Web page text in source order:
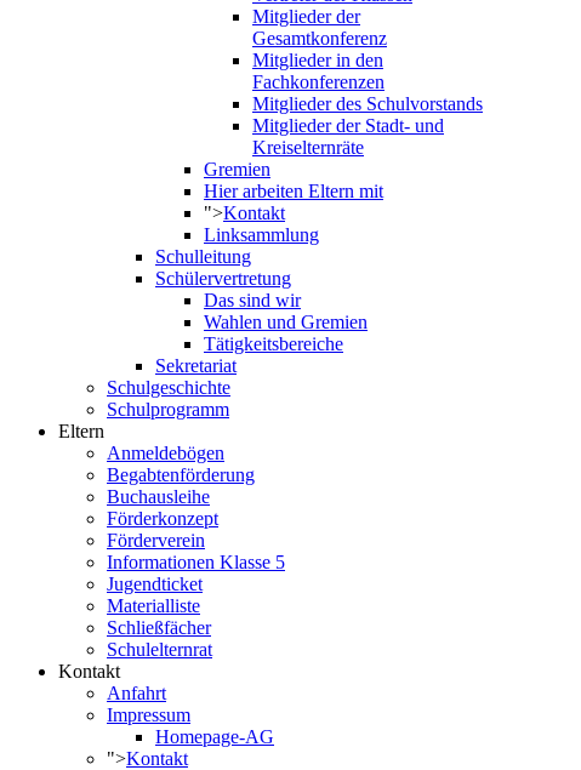
Mitglieder der
Gesamtkonferenz
Mitglieder in den
Fachkonferenzen
Mitglieder des Schulvorstands
Mitglieder der Stadt- und
Kreiselternräte
Gremien
Hier arbeiten Eltern mit
">Kontakt
Linksammlung
Schulleitung
Schülervertretung
Das sind wir
Wahlen und Gremien
Tätigkeitsbereiche
Sekretariat
Schulgeschichte
Schulprogramm
Eltern
Anmeldebögen
Begabtenförderung
Buchausleihe
Förderkonzept
Förderverein
Informationen Klasse 5
Jugendticket
Materialliste
Schließfächer
Schulelternrat
Kontakt
Anfahrt
Impressum
Homepage-AG
">Kontakt